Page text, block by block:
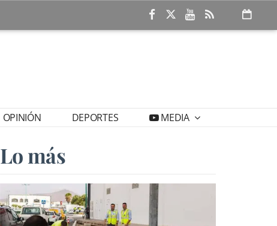
OPINIÓN DEPORTES MEDIA
Lo más